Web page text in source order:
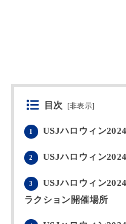
目次 [非表示]
1 USJハロウィン
2 USJハロウィン
3
USJハロウィン
ラクション開催場所